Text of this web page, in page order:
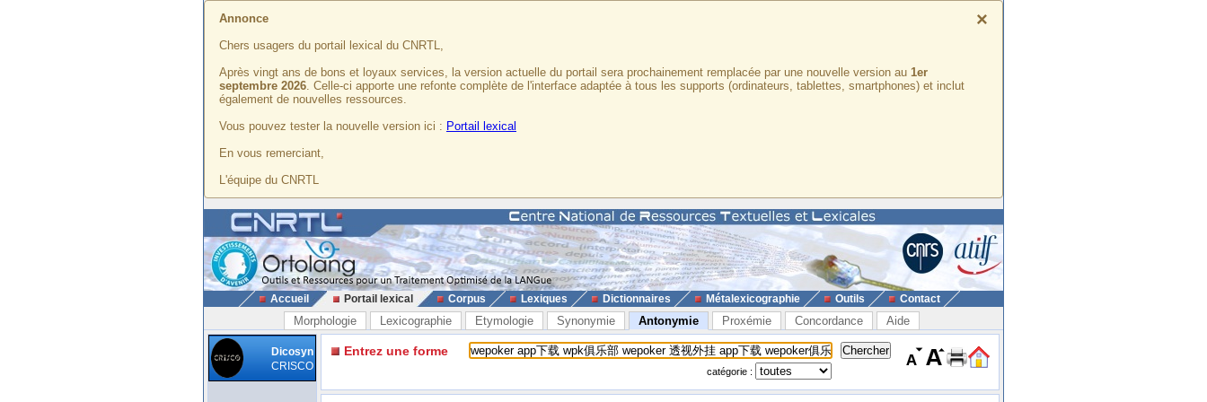
×
Annonce
Chers usagers du portail lexical du CNRTL,
Après vingt ans de bons et loyaux services, la version actuelle du portail sera prochainement remplacée par une nouvelle version au 1er
septembre 2026. Celle-ci apporte une refonte complète de l'interface adaptée à tous les supports (ordinateurs, tablettes, smartphones) et inclut
également de nouvelles ressources.
Vous pouvez tester la nouvelle version ici : Portail lexical
En vous remerciant,
L'équipe du CNRTL
Accueil Portail lexical Corpus Lexiques Dictionnaires Métalexicographie Outils Contact
Morphologie Lexicographie Etymologie Synonymie Antonymie Proxémie Concordance Aide
Dicosyn
CRISCO
Entrez une forme
catégorie :